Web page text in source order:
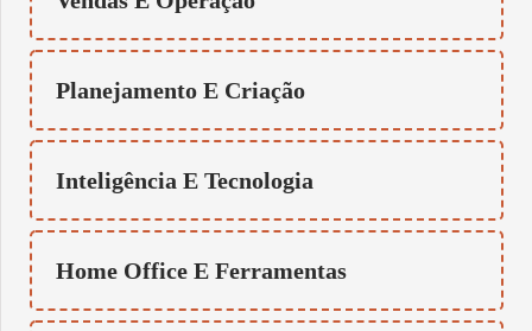
Planejamento E Criação
Inteligência E Tecnologia
Home Office E Ferramentas